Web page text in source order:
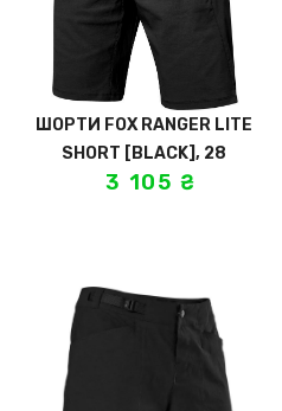
ШОРТИ FOX RANGER LITE
SHORT [BLACK], 28
3 105 ₴